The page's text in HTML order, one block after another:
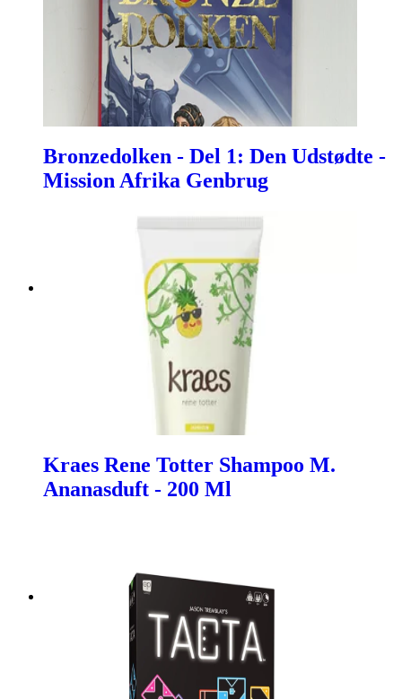
Bronzedolken - Del 1: Den Udstødte -
Mission Afrika Genbrug
Kraes Rene Totter Shampoo M.
Ananasduft - 200 Ml